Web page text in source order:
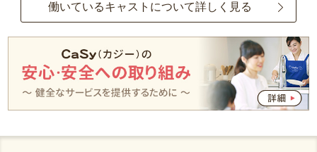
働いているキャストについて詳しく見る